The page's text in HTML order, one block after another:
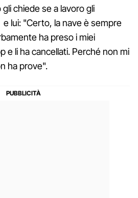
chiede se a lavoro gli
lui: "Certo, la nave è sempre
ha preso i miei
e li ha cancellati. Perché non mi
ha prove".